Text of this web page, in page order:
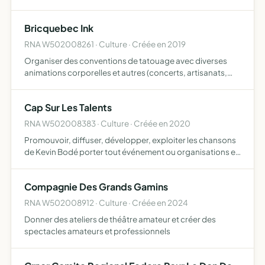
Bricquebec Ink
RNA W502008261 · Culture · Créée en 2019
Organiser des conventions de tatouage avec diverses
animations corporelles et autres (concerts, artisanats,
Cap Sur Les Talents
RNA W502008383 · Culture · Créée en 2020
Promouvoir, diffuser, développer, exploiter les chansons
de Kevin Bodé porter tout événement ou organisations en
Compagnie Des Grands Gamins
RNA W502008912 · Culture · Créée en 2024
Donner des ateliers de théâtre amateur et créer des
spectacles amateurs et professionnels